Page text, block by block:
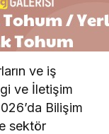
ve iş
ve İletişim
Bilişim
sektör